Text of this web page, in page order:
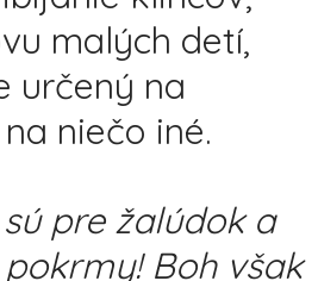
malých detí,
určený na
niečo iné.
pre žalúdok a
Boh však